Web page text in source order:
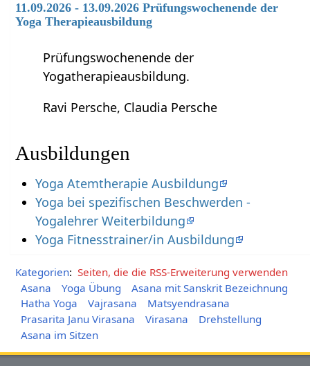
11.09.2026 - 13.09.2026 Prüfungswochenende der
Yoga Therapieausbildung
Prüfungswochenende der
Yogatherapieausbildung.
Ravi Persche, Claudia Persche
Ausbildungen
Yoga Atemtherapie Ausbildung
Yoga bei spezifischen Beschwerden -
Yogalehrer Weiterbildung
Yoga Fitnesstrainer/in Ausbildung
Kategorien: Seiten, die die RSS-Erweiterung verwenden
Asana
Yoga Übung
Asana mit Sanskrit Bezeichnung
Hatha Yoga
Vajrasana
Matsyendrasana
Prasarita Janu Virasana
Virasana
Drehstellung
Asana im Sitzen